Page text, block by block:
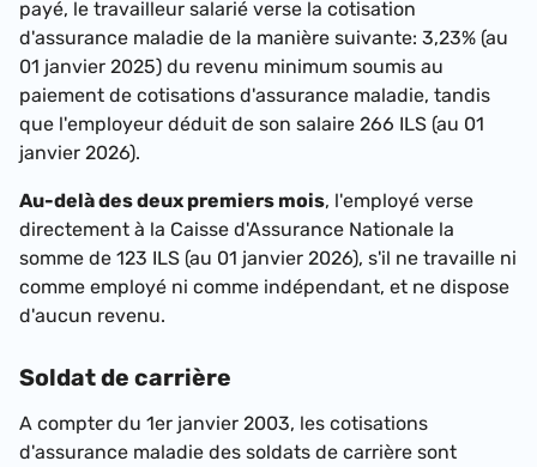
payé, le travailleur salarié verse la cotisation
d'assurance maladie de la manière suivante: 3,23% (au
01 janvier 2025) du revenu minimum soumis au
paiement de cotisations d'assurance maladie, tandis
que l'employeur déduit de son salaire 266 ILS (au 01
janvier 2026).
Au-delà des deux premiers mois, l'employé verse
directement à la Caisse d'Assurance Nationale la
somme de 123 ILS (au 01 janvier 2026), s'il ne travaille ni
comme employé ni comme indépendant, et ne dispose
d'aucun revenu.
Soldat de carrière
A compter du 1er janvier 2003, les cotisations
d'assurance maladie des soldats de carrière sont